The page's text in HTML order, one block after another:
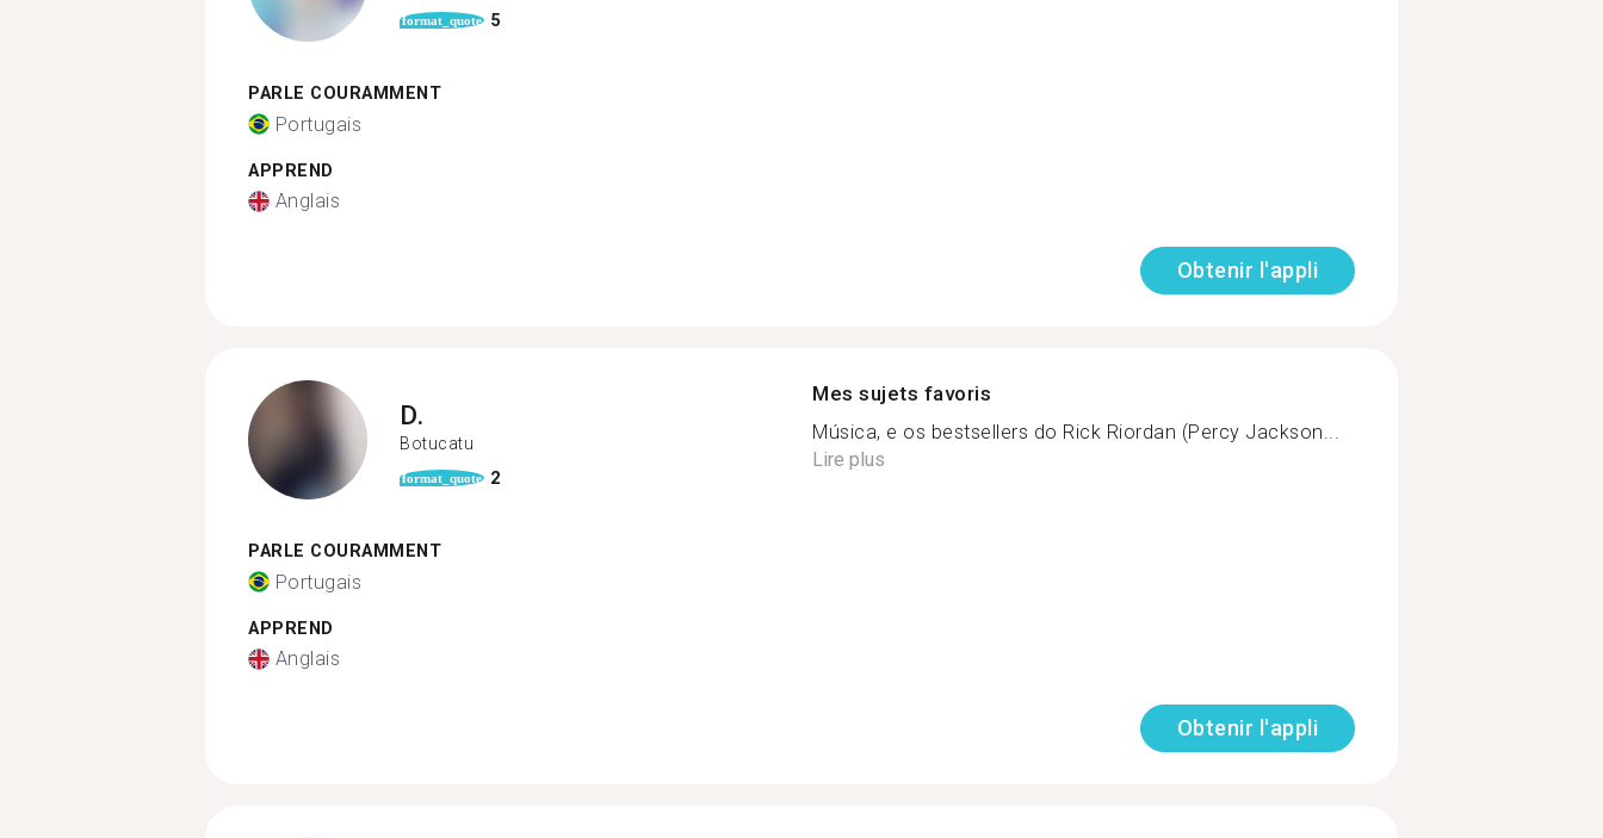
format_quote 5
PARLE COURAMMENT
Portugais
APPREND
Anglais
Obtenir l'appli
D.
Botucatu
format_quote 2
PARLE COURAMMENT
Portugais
APPREND
Anglais
Mes sujets favoris
Música, e os bestsellers do Rick Riordan (Percy Jackson...
Lire plus
Obtenir l'appli